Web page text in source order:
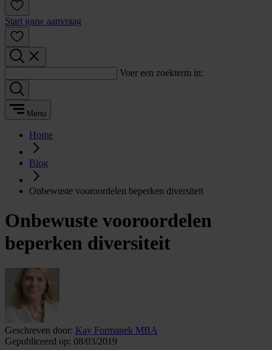
Start jouw aanvraag
Voer een zoekterm in:
Menu
Home
Blog
Onbewuste vooroordelen beperken diversiteit
Onbewuste vooroordelen
beperken diversiteit
Geschreven door: Kay Formanek MBA
Gepubliceerd op: 08/03/2019